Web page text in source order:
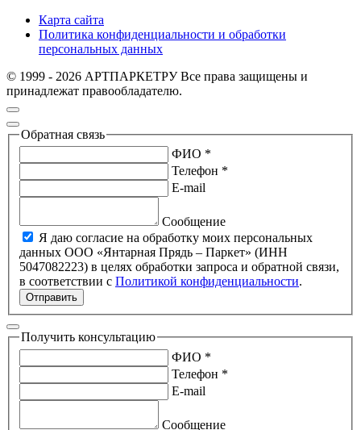
Карта сайта
Политика конфиденциальности и обработки
персональных данных
© 1999 - 2026 АРТПАРКЕТРУ Все права защищены и
принадлежат правообладателю.
Обратная связь
ФИО *
Телефон *
E-mail
Сообщение
Я даю согласие на обработку моих персональных
данных ООО «Янтарная Прядь – Паркет» (ИНН
5047082223) в целях обработки запроса и обратной связи,
в соответствии с Политикой конфиденциальности.
Отправить
Получить консультацию
ФИО *
Телефон *
E-mail
Сообщение